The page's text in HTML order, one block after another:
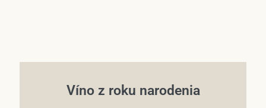
Víno z roku narodenia